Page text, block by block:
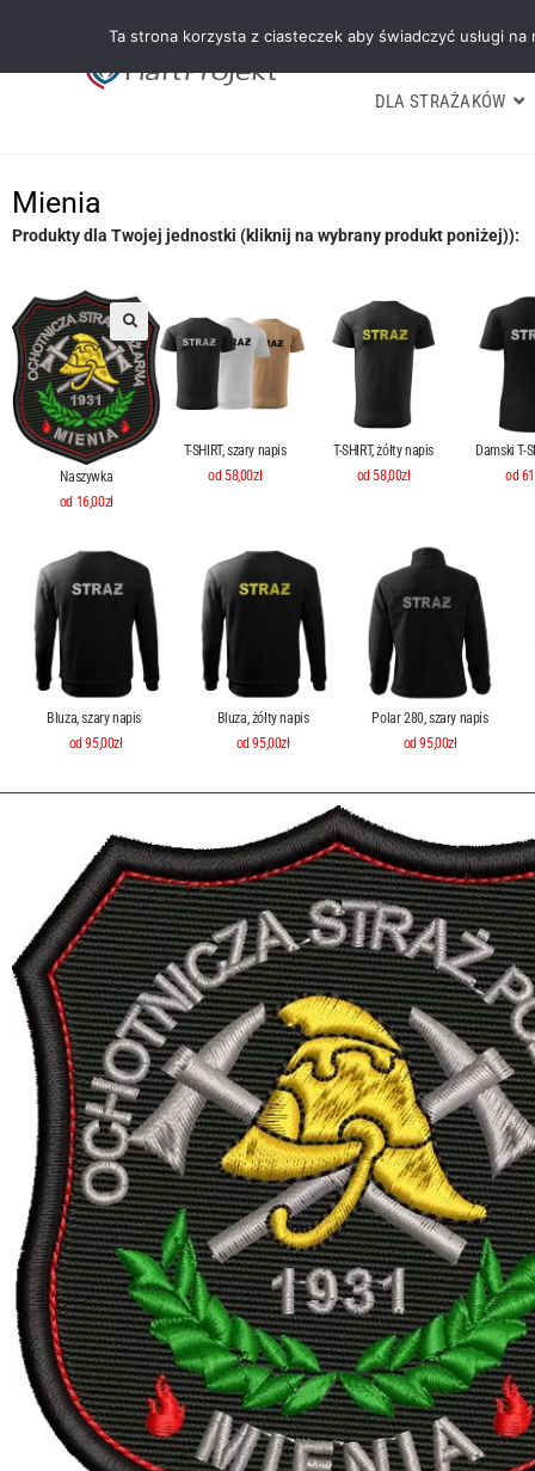
DLA STRAŻAKÓW
Mienia
Produkty dla Twojej jednostki (kliknij na wybrany produkt poniżej)):
Naszywka
od 16,00zł
T-SHIRT, szary napis
od 58,00zł
T-SHIRT, żółty napis
od 58,00zł
Damski T-
od
Bluza, szary napis
od 95,00zł
Bluza, żółty napis
od 95,00zł
Polar 280, szary napis
od 95,00zł
Ta strona korzysta z ciasteczek aby świadczyć usługi